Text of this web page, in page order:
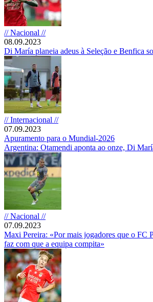
// Nacional //
08.09.2023
Di María planeia adeus à Seleção e Benfica
// Internacional //
07.09.2023
Apuramento para o Mundial-2026
Argentina: Otamendi aponta ao onze, Di
// Nacional //
07.09.2023
Maxi Pereira: «Por mais jogadores que o FC
faz com que a equipa compita»